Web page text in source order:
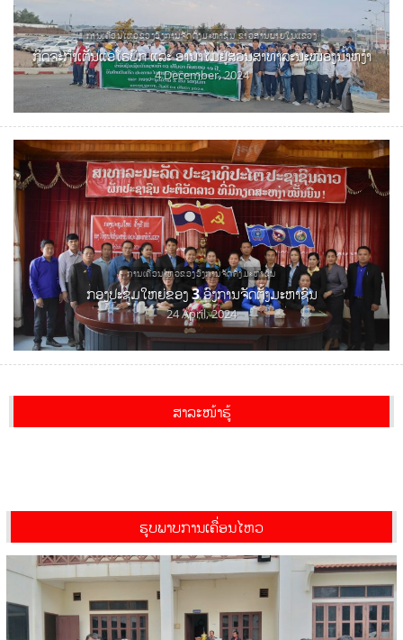
ການເຄື່ອນໄຫວຂອງອົງການຈັດຕັ້ງມະຫາຊົນ ຂ່າວສານພາຍໃນແຂວງ
ກິດຈະກໍາເຕັ້ນແອໂຣບິກ ແລະ ອານາໄມຢູ່ສວນສາທາລະນະໜອງນໍ້າຫງໍາ
4 December, 2024
ການເຄື່ອນໄຫວຂອງອົງການຈັດຕັ້ງມະຫາຊົນ
ກອງປະຊຸມໃຫຍ່ຂອງ 3 ອົງການຈັດຕັ້ງມະຫາຊົນ
24 April, 2024
ສາລະໜ້າຮູ້
ຮູບພາບການເຄື່ອນໄຫວ